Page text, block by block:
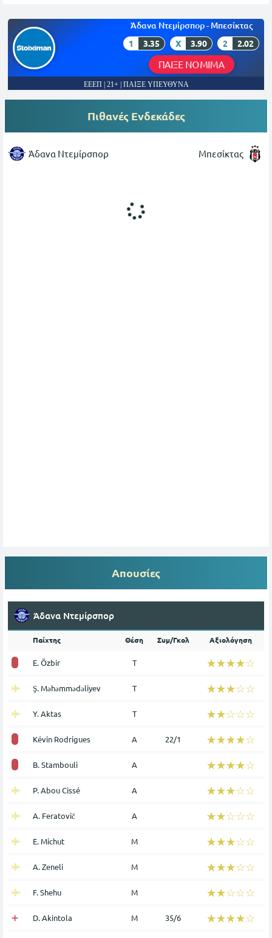
Άδανα Ντεμίρσπορ - Μπεσίκτας
1 3.35 X 3.90 2 2.02
ΠΑΙΞΕ ΝΟΜΙΜΑ
ΕΕΕΠ | 21+ | ΠΑΙΞΕ ΥΠΕΥΘΥΝΑ
Πιθανές Ενδεκάδες
Άδανα Ντεμίρσπορ Μπεσίκτας
Απουσίες
Άδανα Ντεμίρσπορ
Παίχτης Θέση Συμ/Γκολ Αξιολόγηση
E. Özbir Τ ☆☆☆☆☆
★★★★★
Ş. Məhəmmədəliyev Τ ☆☆☆☆☆
★★★★★
Y. Aktas Τ ☆☆☆☆☆
★★★★★
Kévin Rodrigues Α 22/1 ☆☆☆☆☆
★★★★★
B. Stambouli Α ☆☆☆☆☆
★★★★★
P. Abou Cissé Α ☆☆☆☆☆
★★★★★
A. Feratovič Α ☆☆☆☆☆
★★★★★
E. Michut Μ ☆☆☆☆☆
★★★★★
A. Zeneli Μ ☆☆☆☆☆
★★★★★
F. Shehu Μ ☆☆☆☆☆
★★★★★
D. Akintola Μ 35/6 ☆☆☆☆☆
★★★★★